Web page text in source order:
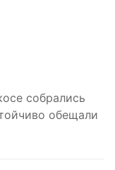
собрались
обещали